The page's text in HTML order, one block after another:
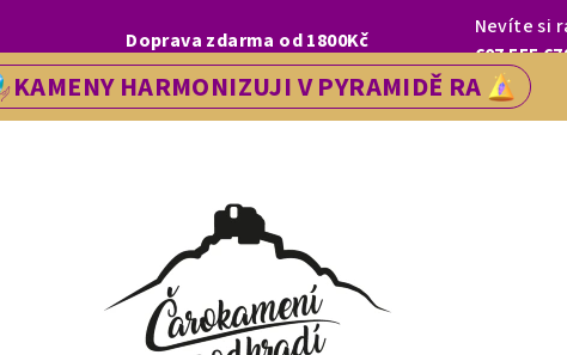
SE NA VÁS V NAŠÍ PRODEJNĚ V ŘEDHOŠTI BUDEME TĚŠIT OD
Doprava zdarma od 1800Kč
Nevíte si
607 555
KAMENY HARMONIZUJI V PYRAMIDĚ RA